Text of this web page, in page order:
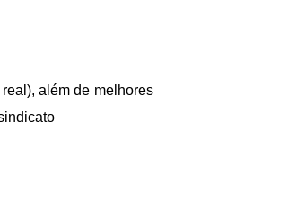
além de melhores